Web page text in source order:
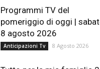
Programmi TV del
pomeriggio di oggi |
8 agosto 2026
Anticipazioni Tv 8 Agosto 2026